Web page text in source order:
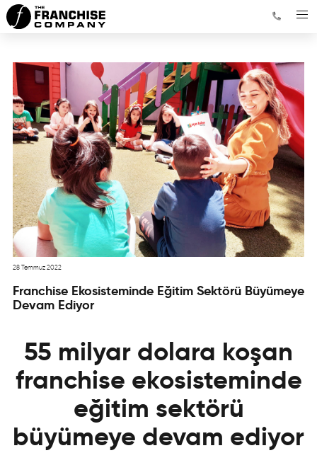
28 Temmuz 2022
Franchise Ekosisteminde Eğitim Sektörü Büyümeye
Devam Ediyor
55 milyar dolara koşan
franchise ekosisteminde
eğitim sektörü
büyümeye devam ediyor